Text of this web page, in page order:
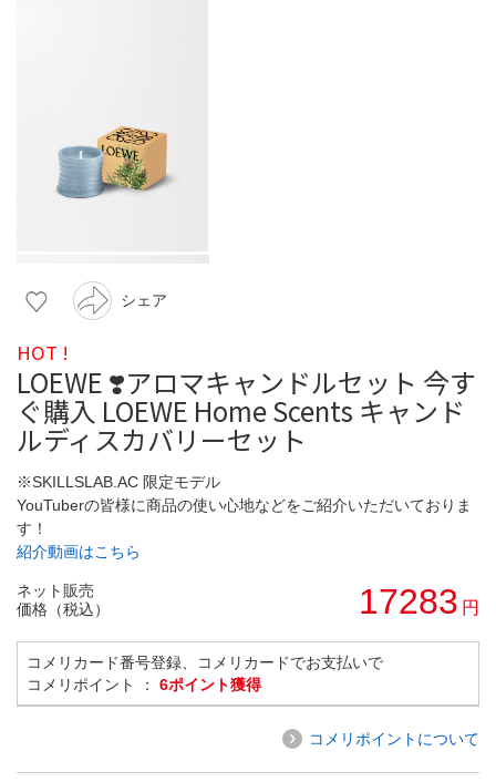
シェア
HOT !
LOEWE ❣️アロマキャンドルセット 今す
ぐ購入 LOEWE Home Scents キャンド
ルディスカバリーセット
※SKILLSLAB.AC 限定モデル
YouTuberの皆様に商品の使い心地などをご紹介いただいておりま
す！
紹介動画はこちら
ネット販売
価格（税込）
17283 円
コメリカード番号登録、コメリカードでお支払いで
コメリポイント ： 6ポイント獲得
コメリポイントについて